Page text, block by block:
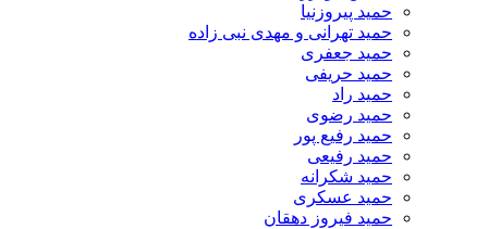
حمید پیروزنیا
حمید تهرانی و مهدی نبی زاده
حمید جعفری
حمید حریفی
حمید راد
حمید رضوی
حمید رفیع پور
حمید رفیعی
حمید شکرانه
حمید عسکری
حمید فیروز دهقان